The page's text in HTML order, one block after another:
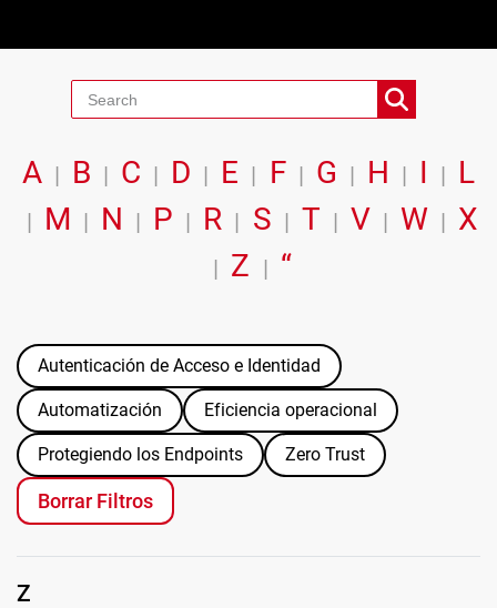
A | B | C | D | E | F | G | H | I | L
| M | N | P | R | S | T | V | W | X
| Z | “
Autenticación de Acceso e Identidad
Automatización Eficiencia operacional
Protegiendo los Endpoints Zero Trust
Borrar Filtros
Z